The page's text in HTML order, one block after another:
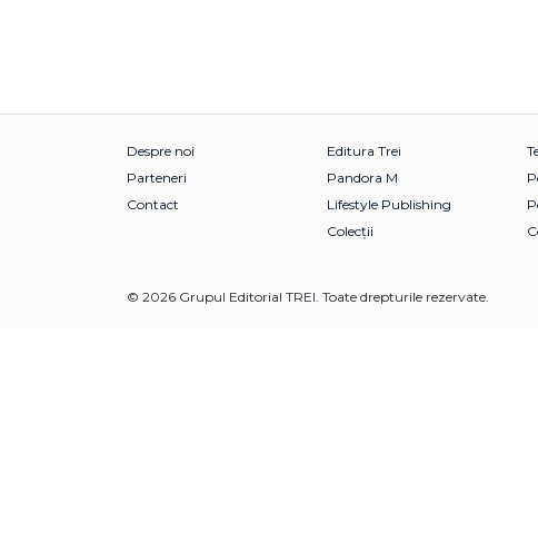
Despre noi
Parteneri
Contact
Editura Trei
Pandora M
Lifestyle Publishing
Colecții
© 2026 Grupul Editorial TREI. Toate drepturile rezervate.